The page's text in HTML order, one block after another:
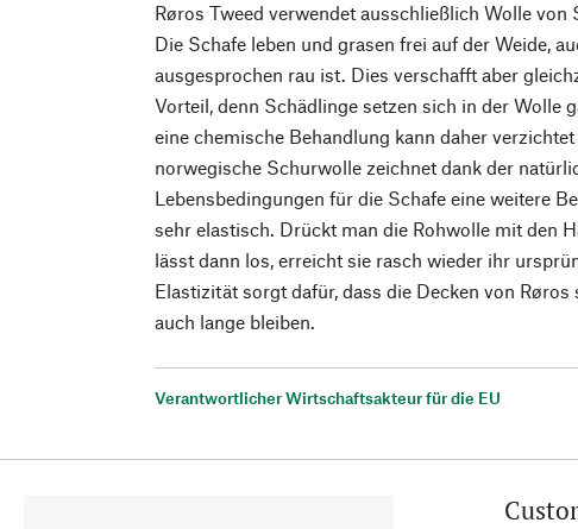
Røros Tweed verwendet ausschließlich Wolle von
Die Schafe leben und grasen frei auf der Weide,
ausgesprochen rau ist. Dies verschafft aber
Vorteil, denn Schädlinge setzen sich in der Wolle
eine chemische Behandlung kann daher
norwegische Schurwolle zeichnet dank der
Lebensbedingungen für die Schafe eine weitere
sehr elastisch. Drückt man die Rohwolle mit den
lässt dann los, erreicht sie rasch wieder ihr
Elastizität sorgt dafür, dass die Decken von
auch lange bleiben.
Verantwortlicher Wirtschaftsakteur für die EU